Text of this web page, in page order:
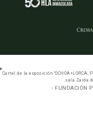
Cartel de la exposición
sala Zaida
- FUNDACIÓN